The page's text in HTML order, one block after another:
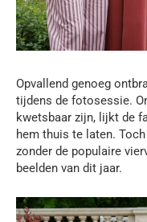
Opvallend genoeg
tijdens de fotosessie.
kwetsbaar zijn, lijkt de
hem thuis te laten.
zonder de populaire
beelden van dit jaar.